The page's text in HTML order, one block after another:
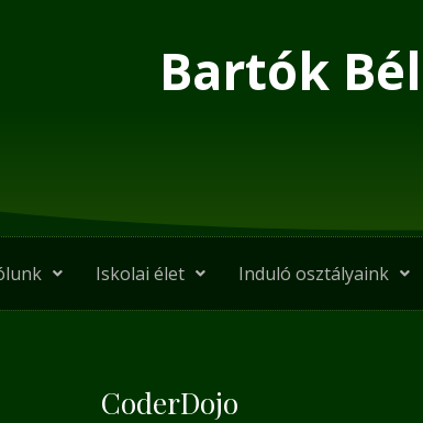
Bartók
Iskolai élet Induló osztályaink
CoderDojo